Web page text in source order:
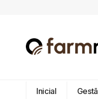
Inicial